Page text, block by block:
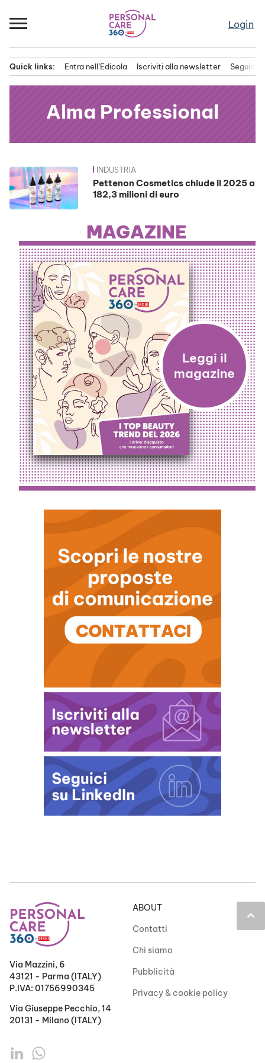
al
Login
principale
Quick links: Entra nell’Edicola Iscriviti alla newsletter Seguici
Alma Professional
News INDUSTRIA
Pettenon Cosmetics chiude il 2025 a
182,3 milioni di euro
MAGAZINE
keyboard_arrow_up
Via Mazzini, 6
43121 - Parma (ITALY)
P.IVA: 01756990345
Via Giuseppe Pecchio, 14
20131 - Milano (ITALY)
ABOUT
Contatti
Chi siamo
Pubblicità
Privacy & cookie policy